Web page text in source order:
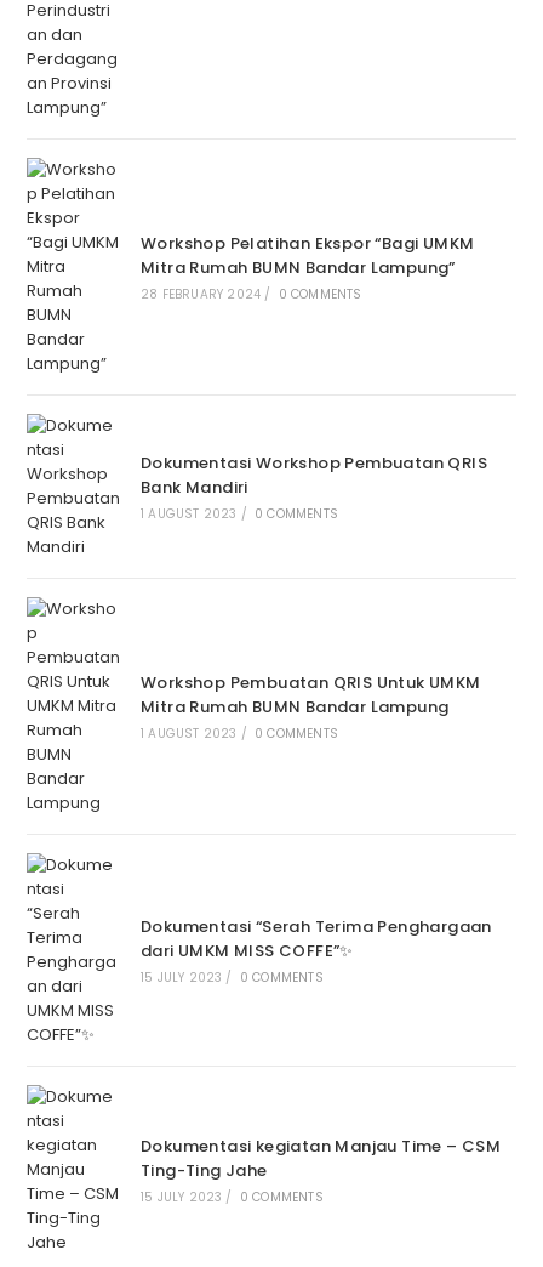
Workshop Pelatihan Ekspor “Bagi UMKM
Mitra Rumah BUMN Bandar Lampung”
28 FEBRUARY 2024 / 0 COMMENTS
Dokumentasi Workshop Pembuatan QRIS
Bank Mandiri
1 AUGUST 2023 / 0 COMMENTS
Workshop Pembuatan QRIS Untuk UMKM
Mitra Rumah BUMN Bandar Lampung
1 AUGUST 2023 / 0 COMMENTS
Dokumentasi “Serah Terima Penghargaan
dari UMKM MISS COFFE”✨
15 JULY 2023 / 0 COMMENTS
Dokumentasi kegiatan Manjau Time – CSM
Ting-Ting Jahe
15 JULY 2023 / 0 COMMENTS